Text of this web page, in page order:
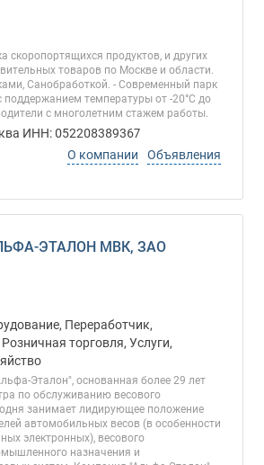
скоропортящихся продуктов, и других
товаров по Москве и области.
Санобработкой. - Современный парк
поддержанием температуры от -20°С до
с многолетним стажем работы.
ИНН: 052208389367
О компании
Объявления
ЭТАЛОН МВК, ЗАО
Переработчик,
торговля, Услуги,
Эталон", основанная более 29 лет
по обслуживанию весового
занимает лидирующее положение
автомобильных весов (в особенности
электронных), весового
назначения и